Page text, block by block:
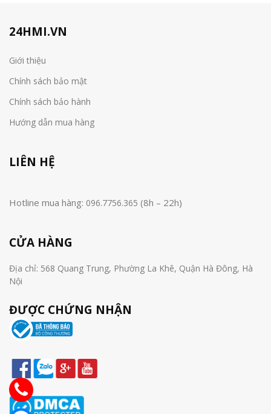
24HMI.VN
Giới thiệu
Chính sách bảo mật
Chính sách bảo hành
Hướng dẫn mua hàng
LIÊN HỆ
Hotline mua hàng: 096.7756.365 (8h – 22h)
CỬA HÀNG
Địa chỉ: 568 Quang Trung, Phường La Khê, Quận Hà Đông, Hà
Nội
ĐƯỢC CHỨNG NHẬN